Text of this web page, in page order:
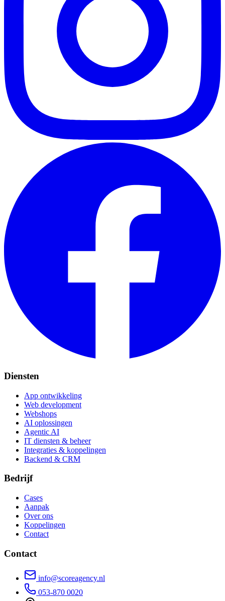
Diensten
App ontwikkeling
Web development
Webshops
AI oplossingen
Agentic AI
IT diensten & beheer
Integraties & koppelingen
Backend & CRM
Bedrijf
Cases
Aanpak
Over ons
Koppelingen
Contact
Contact
info@scoreagency.nl
053-870 0020